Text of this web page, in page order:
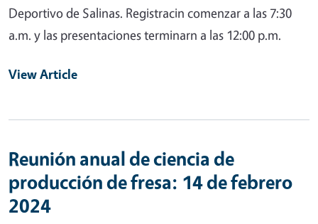
Deportivo de Salinas. Registracin comenzar a las 7:30
a.m. y las presentaciones terminarn a las 12:00 p.m.
View Article
Reunión anual de ciencia de
producción de fresa: 14 de febrero
2024